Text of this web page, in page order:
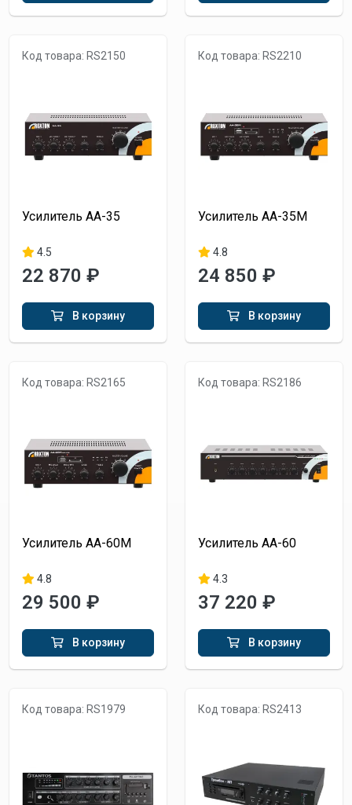
Код товара: RS2150
Усилитель AA-35
4.5
22 870 ₽
В корзину
Код товара: RS2210
Усилитель AA-35M
4.8
24 850 ₽
В корзину
Код товара: RS2165
Усилитель AA-60M
4.8
29 500 ₽
В корзину
Код товара: RS2186
Усилитель AA-60
4.3
37 220 ₽
В корзину
Код товара: RS1979 Код товара: RS2413